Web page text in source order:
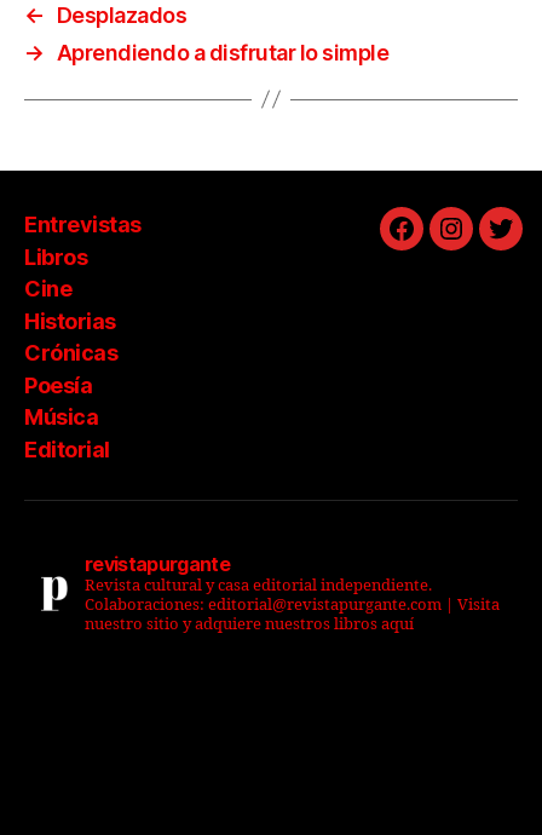
←
Desplazados
→ Aprendiendo a disfrutar lo simple
Entrevistas
Libros
Cine
Historias
Crónicas
Poesía
Música
Editorial
Facebook
revistapurgante
Revista cultural y casa editorial independiente.
Colaboraciones: editorial@revistapurgante.com | Visita
nuestro sitio y adquiere nuestros libros aquí